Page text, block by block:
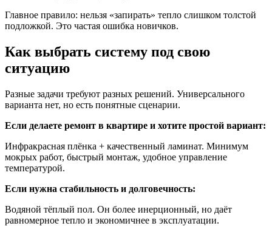
Главное правило: нельзя «запирать» тепло слишком толстой
подложкой. Это частая ошибка новичков.
Как выбрать систему под свою
ситуацию
Разные задачи требуют разных решений. Универсального
варианта нет, но есть понятные сценарии.
Если делаете ремонт в квартире и хотите простой вариант:
Инфракрасная плёнка + качественный ламинат. Минимум
мокрых работ, быстрый монтаж, удобное управление
температурой.
Если нужна стабильность и долговечность:
Водяной тёплый пол. Он более инерционный, но даёт
равномерное тепло и экономичнее в эксплуатации.